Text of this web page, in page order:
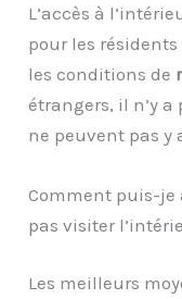
L’accès à
pour les
les conditions de
étrangers, il n’y a
ne peuvent pas y
Comment puis-je
pas visiter
Les meilleurs